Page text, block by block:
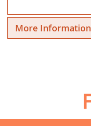
More Information